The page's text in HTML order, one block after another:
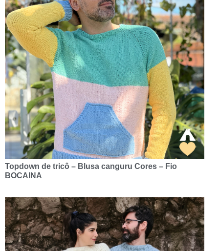
Topdown de tricô – Blusa canguru Cores – Fio
BOCAINA